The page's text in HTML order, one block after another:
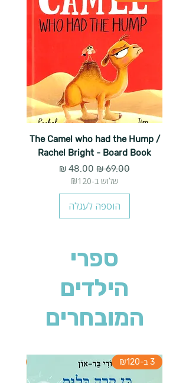
The Camel who had the Hump /
Rachel Bright - Board Book
מחיר רגיל מחיר מבצע
שלוש ב-₪120
הוספה לעגלה
ספרי
הילדים
המובחרים
3 ב-₪120